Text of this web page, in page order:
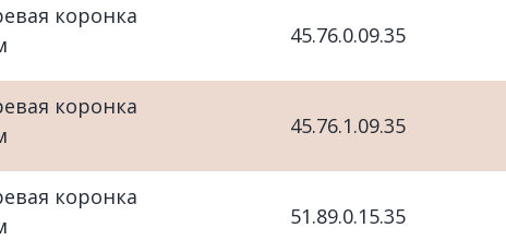
коронка
45.76.0.09.35
коронка
45.76.1.09.35
коронка
51.89.0.15.35